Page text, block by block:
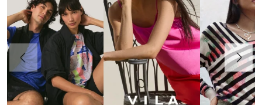
Ankstesnis Toliau